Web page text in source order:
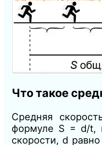
Что такое
Средняя
формуле S = d/t,
скорости, d